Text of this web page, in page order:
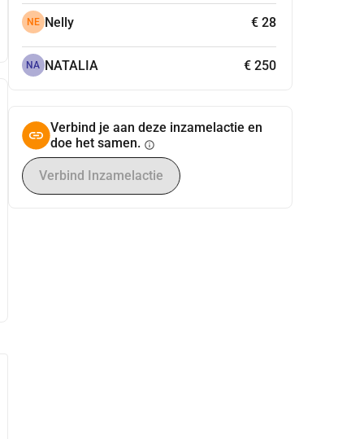
NE Nelly € 28
NA NATALIA € 250
Verbind je aan deze inzamelactie en
doe het samen. info
Verbind Inzamelactie